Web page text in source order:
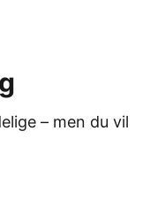
– men du vil